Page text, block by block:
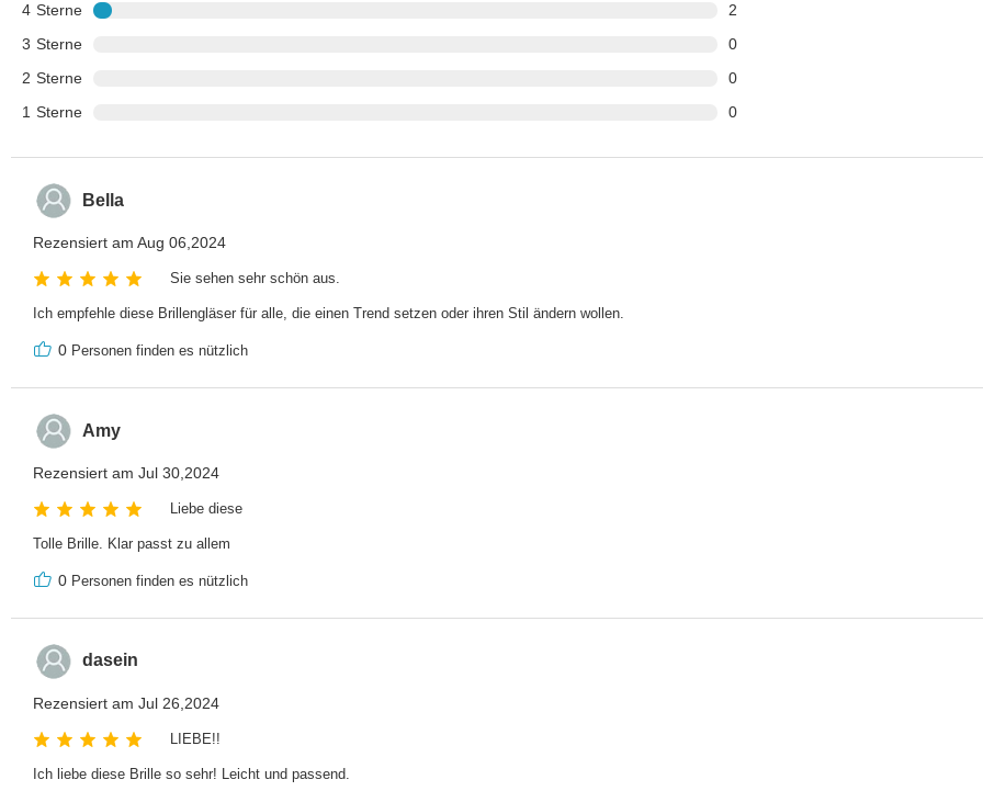
4 Sterne
2
3 Sterne
0
2 Sterne
0
1 Sterne 0
Bella
Rezensiert am Aug 06,2024
Sie sehen sehr schön aus.
Ich empfehle diese Brillengläser für alle, die einen Trend setzen oder ihren Stil ändern wollen.
0 Personen finden es nützlich
Amy
Rezensiert am Jul 30,2024
Liebe diese
Tolle Brille. Klar passt zu allem
0 Personen finden es nützlich
dasein
Rezensiert am Jul 26,2024
LIEBE!!
Ich liebe diese Brille so sehr! Leicht und passend.